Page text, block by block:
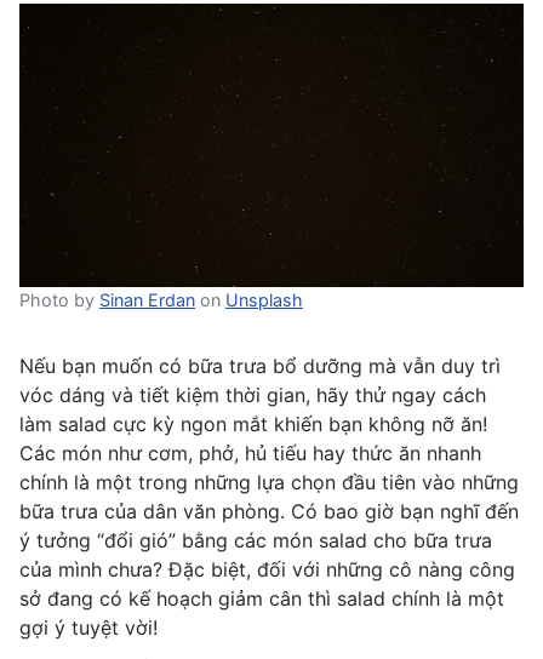
Photo by Sinan Erdan on Unsplash
Nếu bạn muốn có bữa trưa bổ dưỡng mà vẫn duy trì
vóc dáng và tiết kiệm thời gian, hãy thử ngay cách
làm salad cực kỳ ngon mắt khiến bạn không nỡ ăn!
Các món như cơm, phở, hủ tiếu hay thức ăn nhanh
chính là một trong những lựa chọn đầu tiên vào những
bữa trưa của dân văn phòng. Có bao giờ bạn nghĩ đến
ý tưởng “đổi gió” bằng các món salad cho bữa trưa
của mình chưa? Đặc biệt, đối với những cô nàng công
sở đang có kế hoạch giảm cân thì salad chính là một
gợi ý tuyệt vời!